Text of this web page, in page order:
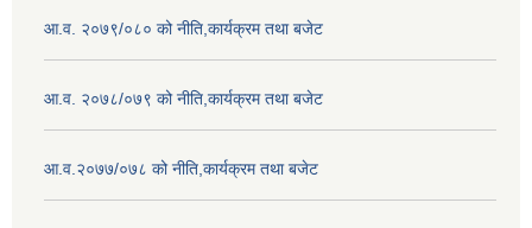
आ.व. २०७९/०८० को नीति,कार्यक्रम तथा बजेट
आ.व. २०७८/०७९ को नीति,कार्यक्रम तथा बजेट
आ.व.२०७७/०७८ को नीति,कार्यक्रम तथा बजेट